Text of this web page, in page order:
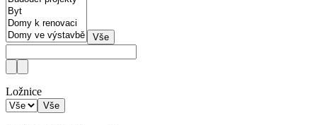
Vše
Ložnice
Vše